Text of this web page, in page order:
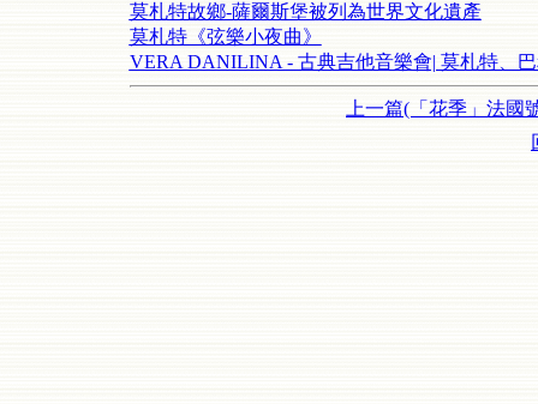
莫札特故鄉-薩爾斯堡被列為世界文化遺產
莫札特《弦樂小夜曲》
VERA DANILINA - 古典吉他音樂會| 莫札特、
上一篇(「花季」法國